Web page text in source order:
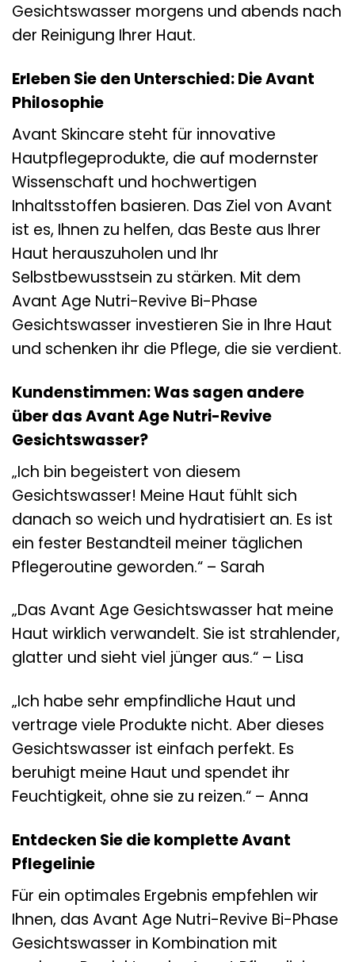
Gesichtswasser morgens und abends nach
der Reinigung Ihrer Haut.
Erleben Sie den Unterschied: Die Avant
Philosophie
Avant Skincare steht für innovative
Hautpflegeprodukte, die auf modernster
Wissenschaft und hochwertigen
Inhaltsstoffen basieren. Das Ziel von Avant
ist es, Ihnen zu helfen, das Beste aus Ihrer
Haut herauszuholen und Ihr
Selbstbewusstsein zu stärken. Mit dem
Avant Age Nutri-Revive Bi-Phase
Gesichtswasser investieren Sie in Ihre Haut
und schenken ihr die Pflege, die sie verdient.
Kundenstimmen: Was sagen andere
über das Avant Age Nutri-Revive
Gesichtswasser?
„Ich bin begeistert von diesem
Gesichtswasser! Meine Haut fühlt sich
danach so weich und hydratisiert an. Es ist
ein fester Bestandteil meiner täglichen
Pflegeroutine geworden.“ – Sarah
„Das Avant Age Gesichtswasser hat meine
Haut wirklich verwandelt. Sie ist strahlender,
glatter und sieht viel jünger aus.“ – Lisa
„Ich habe sehr empfindliche Haut und
vertrage viele Produkte nicht. Aber dieses
Gesichtswasser ist einfach perfekt. Es
beruhigt meine Haut und spendet ihr
Feuchtigkeit, ohne sie zu reizen.“ – Anna
Entdecken Sie die komplette Avant
Pflegelinie
Für ein optimales Ergebnis empfehlen wir
Ihnen, das Avant Age Nutri-Revive Bi-Phase
Gesichtswasser in Kombination mit